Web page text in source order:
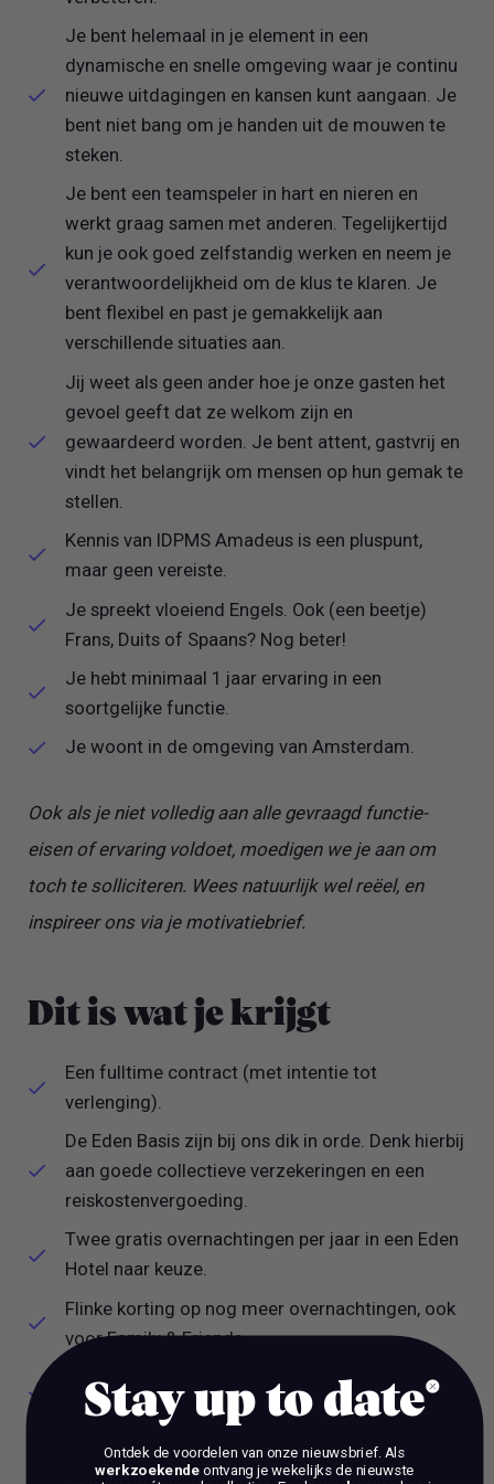
Je bent helemaal in je element in een
dynamische en snelle omgeving waar je continu
nieuwe uitdagingen en kansen kunt aangaan. Je
bent niet bang om je handen uit de mouwen te
steken.
Je bent een teamspeler in hart en nieren en
werkt graag samen met anderen. Tegelijkertijd
kun je ook goed zelfstandig werken en neem je
verantwoordelijkheid om de klus te klaren. Je
bent flexibel en past je gemakkelijk aan
verschillende situaties aan.
Jij weet als geen ander hoe je onze gasten het
gevoel geeft dat ze welkom zijn en
gewaardeerd worden. Je bent attent, gastvrij en
vindt het belangrijk om mensen op hun gemak te
stellen.
Kennis van IDPMS Amadeus is een pluspunt,
maar geen vereiste.
Je spreekt vloeiend Engels. Ook (een beetje)
Frans, Duits of Spaans? Nog beter!
Je hebt minimaal 1 jaar ervaring in een
soortgelijke functie.
Je woont in de omgeving van Amsterdam.
Ook als je niet volledig aan alle gevraagd functie-
eisen of ervaring voldoet, moedigen we je aan om
toch te solliciteren. Wees natuurlijk wel reëel, en
inspireer ons via je motivatiebrief.
Dit is wat je krijgt
Een fulltime contract (met intentie tot
verlenging).
De Eden Basis zijn bij ons dik in orde. Denk hierbij
aan goede collectieve verzekeringen en een
reiskostenvergoeding.
Twee gratis overnachtingen per jaar in een Eden
Hotel naar keuze.
Flinke korting op nog meer overnachtingen, ook
voor Family & Friends.
25 vakantiedagen en de mogelijkheid om 5 extra
vakantiedagen te kopen.
Jezelf blijven ontwikkelen in onze Eden
Academy.
Stay up to date
Ontdek de voordelen van onze nieuwsbrief. Als
werkzoekendeontvang je wekelijks de nieuwste